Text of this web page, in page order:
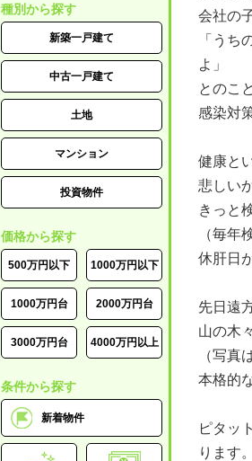
会社の
「うち
よ」
とのこ
感染対
健康と
悲しい
きっと
（毎年
休肝日
先日遠
山の木
（写真
本格的
ピタッ
ります。
種別から探す
新築一戸建て
中古一戸建て
土地
マンション
投資物件
価格から探す
500万円以下 1000万円以下
1000万円台 2000万円台
3000万円台 4000万円以上
条件から探す
新着物件